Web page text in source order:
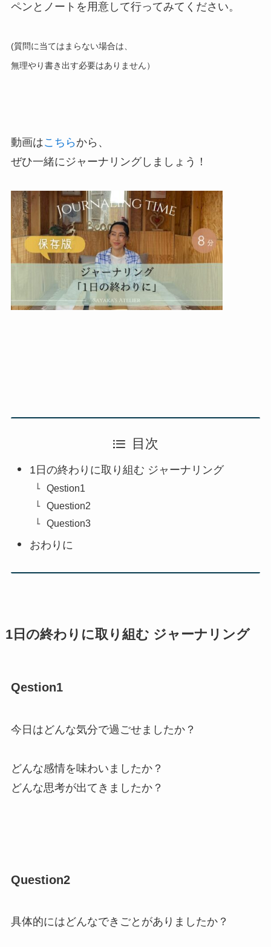
ペンとノートを用意して行ってみてください。
(質問に当てはまらない場合は、
無理やり書き出す必要はありません）
動画はこちら から、
ぜひ一緒にジャーナリングしましょう！
目次
1日の終わりに取り組む ジャーナリング
Qestion1
Question2
Question3
おわりに
1日の終わりに取り組む ジャーナリング
Qestion1
今日はどんな気分で過ごせましたか？
どんな感情を味わいましたか？
どんな思考が出てきましたか？
Question2
具体的にはどんなできごとがありましたか？